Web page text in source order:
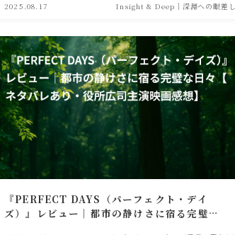
2025.08.17 Insight & Deep｜深淵への眼差し
『PERFECT DAYS（パーフェクト・デイ
ズ）』レビュー｜都市の静けさに宿る完璧な